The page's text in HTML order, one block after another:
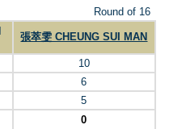
Round of 16
張萃雯 CHEUNG SUI MAN
10
6
5
0